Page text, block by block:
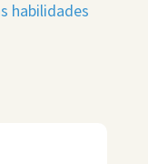
habilidades